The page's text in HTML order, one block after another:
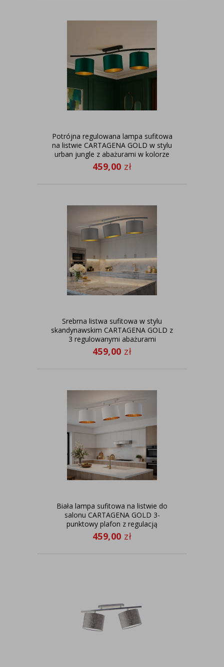
Potrójna regulowana lampa sufitowa
na listwie CARTAGENA GOLD w stylu
urban jungle z abażurami w kolorze
zieleni butelkowej
459,00 zł
Srebrna listwa sufitowa w stylu
skandynawskim CARTAGENA GOLD z
3 regulowanymi abażurami
459,00 zł
Biała lampa sufitowa na listwie do
salonu CARTAGENA GOLD 3-
punktowy plafon z regulacją
459,00 zł